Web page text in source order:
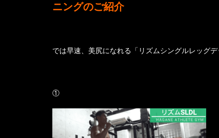
ニングのご紹介
では早速、美尻になれる「リズムシングルレッグ
①